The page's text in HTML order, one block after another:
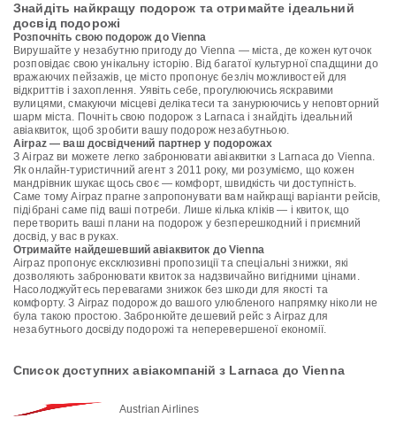
Знайдіть найкращу подорож та отримайте ідеальний
досвід подорожі
Розпочніть свою подорож до Vienna
Вирушайте у незабутню пригоду до Vienna — міста, де кожен куточок
розповідає свою унікальну історію. Від багатої культурної спадщини до
вражаючих пейзажів, це місто пропонує безліч можливостей для
відкриттів і захоплення. Уявіть себе, прогулюючись яскравими
вулицями, смакуючи місцеві делікатеси та занурюючись у неповторний
шарм міста. Почніть свою подорож з Larnaca і знайдіть ідеальний
авіаквиток, щоб зробити вашу подорож незабутньою.
Airpaz — ваш досвідчений партнер у подорожах
З Airpaz ви можете легко забронювати авіаквитки з Larnaca до Vienna.
Як онлайн-туристичний агент з 2011 року, ми розуміємо, що кожен
мандрівник шукає щось своє — комфорт, швидкість чи доступність.
Саме тому Airpaz прагне запропонувати вам найкращі варіанти рейсів,
підібрані саме під ваші потреби. Лише кілька кліків — і квиток, що
перетворить ваші плани на подорож у безперешкодний і приємний
досвід, у вас в руках.
Отримайте найдешевший авіаквиток до Vienna
Airpaz пропонує ексклюзивні пропозиції та спеціальні знижки, які
дозволяють забронювати квиток за надзвичайно вигідними цінами.
Насолоджуйтесь перевагами знижок без шкоди для якості та
комфорту. З Airpaz подорож до вашого улюбленого напрямку ніколи не
була такою простою. Забронюйте дешевий рейс з Airpaz для
незабутнього досвіду подорожі та неперевершеної економії.
Список доступних авіакомпаній з Larnaca до Vienna
Austrian Airlines